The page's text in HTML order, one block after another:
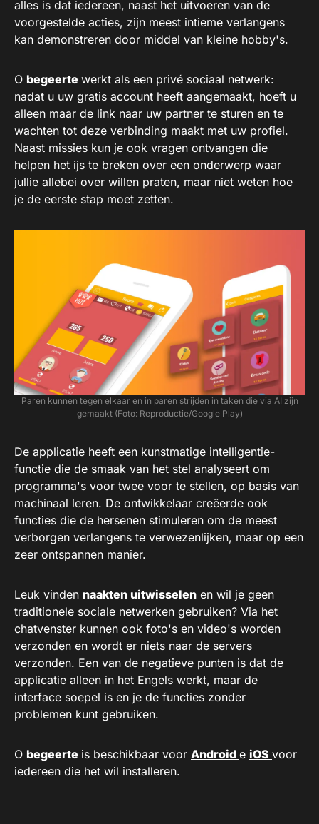
alles is dat iedereen, naast het uitvoeren van de
voorgestelde acties, zijn meest intieme verlangens
kan demonstreren door middel van kleine hobby's.
O begeerte werkt als een privé sociaal netwerk:
nadat u uw gratis account heeft aangemaakt, hoeft u
alleen maar de link naar uw partner te sturen en te
wachten tot deze verbinding maakt met uw profiel.
Naast missies kun je ook vragen ontvangen die
helpen het ijs te breken over een onderwerp waar
jullie allebei over willen praten, maar niet weten hoe
je de eerste stap moet zetten.
Paren kunnen tegen elkaar en in paren strijden in taken die via AI zijn
gemaakt (Foto: Reproductie/Google Play)
De applicatie heeft een kunstmatige intelligentie-
functie die de smaak van het stel analyseert om
programma's voor twee voor te stellen, op basis van
machinaal leren. De ontwikkelaar creëerde ook
functies die de hersenen stimuleren om de meest
verborgen verlangens te verwezenlijken, maar op een
zeer ontspannen manier.
Leuk vinden naakten uitwisselen en wil je geen
traditionele sociale netwerken gebruiken? Via het
chatvenster kunnen ook foto's en video's worden
verzonden en wordt er niets naar de servers
verzonden. Een van de negatieve punten is dat de
applicatie alleen in het Engels werkt, maar de
interface soepel is en je de functies zonder
problemen kunt gebruiken.
O begeerte is beschikbaar voor Android e iOS voor
iedereen die het wil installeren.